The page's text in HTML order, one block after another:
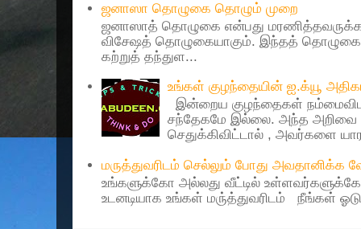
ஜனாஸா தொழுகை தொழும் முறை
ஜனாஸாத் தொழுகை என்பது
விசேஷத் தொழுகையாகும். இந்தத்
கற்றுத் தந்துள...
உங்கள் குழந்தையின் ஐ.க்யூ
இன்றைய குழந்தைகள்
சந்தேகமே இல்லை. அந்த
செதுக்கிவிட்டால் , அவர்களை
மருத்துவரிடம் செல்லும் போது அவதானிக்க
உங்களுக்கோ அல்லது வீட்டில்
உடனடியாக உங்கள் மரு்த்துவரிடம் நீங்கள்